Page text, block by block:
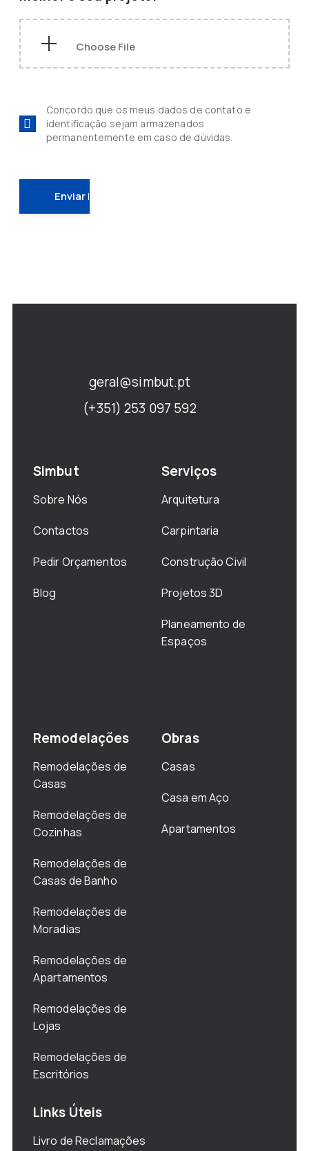
Concordo que os meus dados de contato e
identificação sejam armazenados
permanentemente em caso de dúvidas.
geral@simbut.pt
(+351) 253 097 592
Simbut
Sobre Nós
Contactos
Pedir Orçamentos
Blog
Serviços
Arquitetura
Carpintaria
Construção Civil
Projetos 3D
Planeamento de
Espaços
Remodelações
Remodelações de
Casas
Remodelações de
Cozinhas
Remodelações de
Casas de Banho
Remodelações de
Moradias
Remodelações de
Apartamentos
Remodelações de
Lojas
Remodelações de
Escritórios
Obras
Casas
Casa em Aço
Apartamentos
Links Úteis
Livro de Reclamações